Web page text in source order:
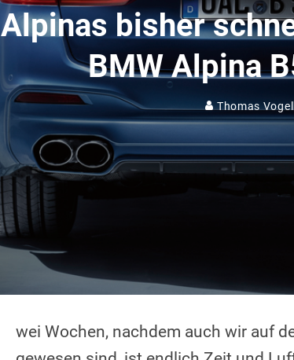
Alpinas bisher
BMW Alpina
Thomas
wei Wochen, nachdem auch wir auf